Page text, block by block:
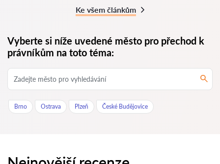
Ke všem článkům
Vyberte si níže uvedené město pro přechod k
právníkům na toto téma:
Brno Ostrava Plzeň České Budějovice